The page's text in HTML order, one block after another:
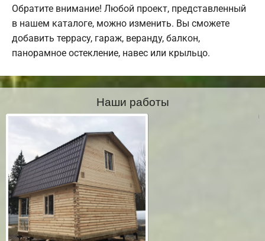
Обратите внимание! Любой проект, представленный
в нашем каталоге, можно изменить. Вы сможете
добавить террасу, гараж, веранду, балкон,
панорамное остекление, навес или крыльцо.
Наши работы